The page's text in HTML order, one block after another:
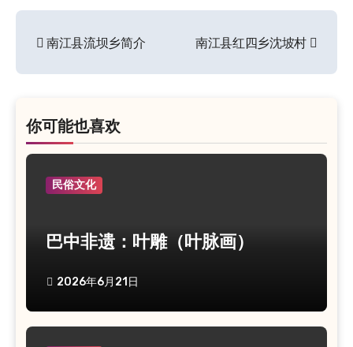
文
章
航
南江县流坝乡简介 南江县红四乡沈坡村
你可能也喜欢
民俗文化
巴中非遗：叶雕（叶脉画）
2026年6月21日